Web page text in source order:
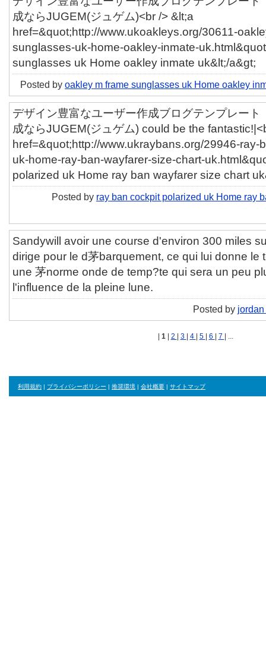
成ならJUGEM(ジュゲム)<br /> &lt;a
href=&quot;http://www.ukoakleys.org/30611-
sunglasses-uk-home-oakley-inmate-
sunglasses uk Home oakley inmate uk&lt;/a&gt;
Posted by oakley m frame sunglasses uk Home oakley
デザイン豊富なユーザー作成ブログテンプレート
成ならJUGEM(ジュゲム) could be the
href=&quot;http://www.ukraybans.org/29946-ray-
uk-home-ray-ban-wayfarer-size-chart-
polarized uk Home ray ban wayfarer size chart
Posted by ray ban cockpit polarized uk Home ray
Sandywill avoir une course d'environ 300 miles
dirige pour le d茅barquement, ce qui lui donne le
une 茅norme onde de temp?te qui sera un peu
l'influence de la pleine lune.
Posted by jordan
1 2 3 4 5 6 7 | ...
利用規約 | プライバシーポリシー | 推奨環境 | 会社概要 | サイトマップ